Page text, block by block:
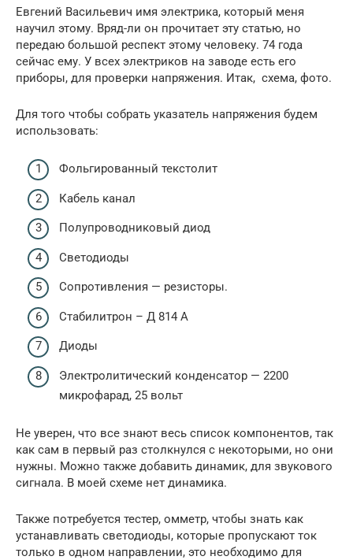
Евгений Васильевич имя электрика, который меня
научил этому. Вряд-ли он прочитает эту статью, но
передаю большой респект этому человеку. 74 года
сейчас ему. У всех электриков на заводе есть его
приборы, для проверки напряжения. Итак, схема, фото.
Для того чтобы собрать указатель напряжения будем
использовать:
Фольгированный текстолит
Кабель канал
Полупроводниковый диод
Светодиоды
Сопротивления — резисторы.
Стабилитрон – Д 814 А
Диоды
Электролитический конденсатор — 2200
микрофарад, 25 вольт
Не уверен, что все знают весь список компонентов, так
как сам в первый раз столкнулся с некоторыми, но они
нужны. Можно также добавить динамик, для звукового
сигнала. В моей схеме нет динамика.
Также потребуется тестер, омметр, чтобы знать как
устанавливать светодиоды, которые пропускают ток
только в одном направлении, это необходимо для